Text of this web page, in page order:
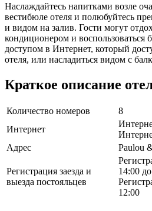
Наслаждайтесь напитками возле
вестибюле отеля и полюбуйтесь
и видом на залив. Гости могут
кондиционером и
доступом в Интернет, который
отеля, или насладиться видом с
Краткое описание
Количество номеров
8
Интернет
Адрес
Paulou
Регистрация заезда и
выезда постояльцев
14:00
12:00